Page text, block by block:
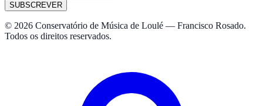
SUBSCREVER
© 2026 Conservatório de Música de Loulé — Francisco Rosado.
Todos os direitos reservados.